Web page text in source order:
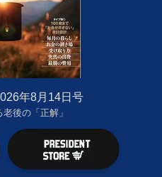
年8月14日号
後の「正解」